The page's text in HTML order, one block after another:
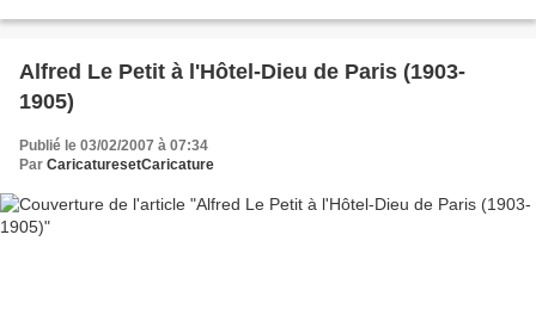
Alfred Le Petit à l'Hôtel-Dieu de Paris (1903-
1905)
Publié le 03/02/2007 à 07:34
Par CaricaturesetCaricature